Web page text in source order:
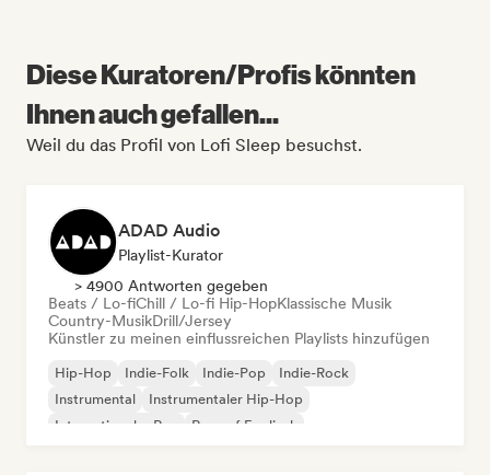
Diese Kuratoren/Profis könnten
Ihnen auch gefallen...
Weil du das Profil von Lofi Sleep besuchst.
ADAD Audio
Playlist-Kurator
> 4900 Antworten gegeben
Beats / Lo-fiChill / Lo-fi Hip-HopKlassische Musik
Country-MusikDrill/Jersey
Künstler zu meinen einflussreichen Playlists hinzufügen
Hip-Hop Indie-Folk Indie-Pop
Indie-Rock
Instrumental
Instrumentaler Hip-Hop
Internationaler Rap
Rap auf Englisch